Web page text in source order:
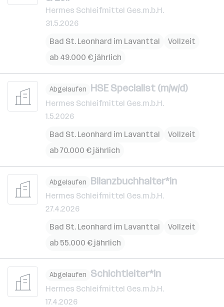
Hermes Schleifmittel Ges.m.b.H.
31.5.2026
Bad St. Leonhard im Lavanttal
Vollzeit
ab 49.000 € jährlich
Abgelaufen HSE Specialist (m/w/d)
Hermes Schleifmittel Ges.m.b.H.
1.5.2026
Bad St. Leonhard im Lavanttal
Vollzeit
ab 70.000 € jährlich
Abgelaufen Bilanzbuchhalter*in
Hermes Schleifmittel Ges.m.b.H.
27.4.2026
Bad St. Leonhard im Lavanttal
Vollzeit
ab 55.000 € jährlich
Abgelaufen Schichtleiter*in
Hermes Schleifmittel Ges.m.b.H.
17.4.2026